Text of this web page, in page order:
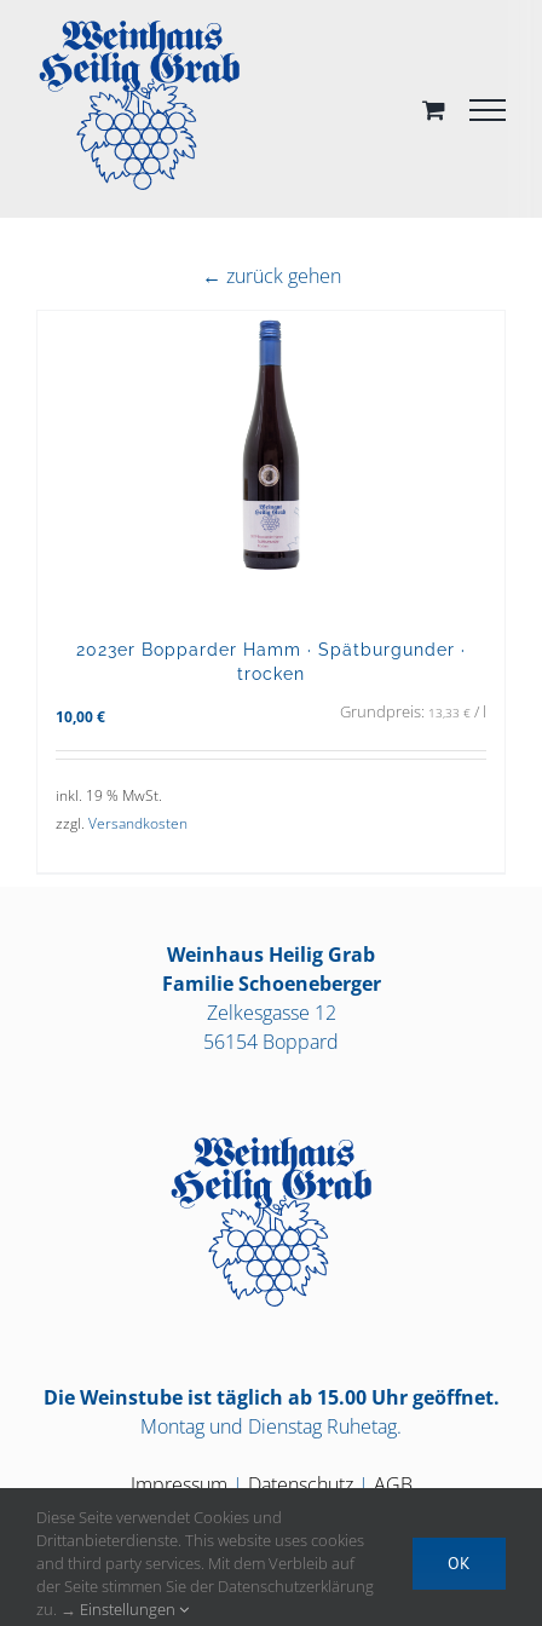
content
← zurück gehen
2023er Bopparder Hamm · Spätburgunder ·
trocken
10,00 € Grundpreis: 13,33 € / l
inkl. 19 % MwSt.
zzgl. Versandkosten
Weinhaus Heilig Grab
Familie Schoeneberger
Zelkesgasse 12
56154 Boppard
Die Weinstube ist täglich ab 15.00 Uhr geöffnet.
Montag und Dienstag Ruhetag.
Impressum|Datenschutz|AGB
Diese Seite verwendet Cookies und
Drittanbieterdienste. This website uses cookies
and third party services. Mit dem Verbleib auf
der Seite stimmen Sie der Datenschutzerklärung
zu. → Einstellungen
OK